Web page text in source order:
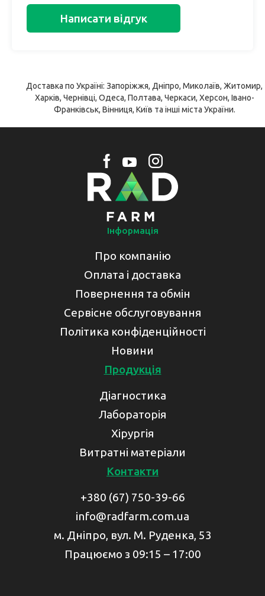
Написати відгук
Доставка по Україні: Запоріжжя, Дніпро, Миколаїв, Житомир,
Харків, Чернівці, Одеса, Полтава, Черкаси, Херсон, Івано-
Франківськ, Вінниця, Київ та інші міста України.
Інформація
Про компанію
Оплата і доставка
Повернення та обмін
Сервісне обслуговування
Політика конфіденційності
Новини
Продукція
Діагностика
Лабораторія
Хірургія
Витратні матеріали
Контакти
+380 (67) 750-39-66
info@radfarm.com.ua
м. Дніпро, вул. М. Руденка, 53
Працюємо з 09:15 – 17:00